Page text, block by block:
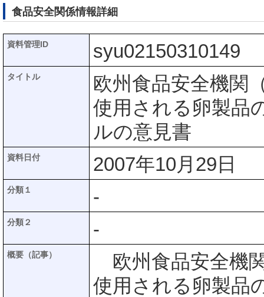
食品安全関係情報詳細
資料管理ID syu02150310149
タイトル
欧州食品安全機関
使用される卵製品
ルの意見書
資料日付 2007年10月29日
分類１ -
分類２ -
概要（記事）
欧州食品安全機
使用される卵製品